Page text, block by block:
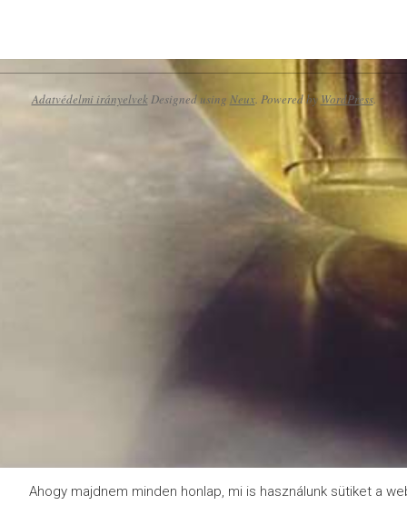
Adatvédelmi irányelvekDesigned using Neux. Powered byWordPress.
Ahogy majdnem minden honlap, mi is használunk sütiket a